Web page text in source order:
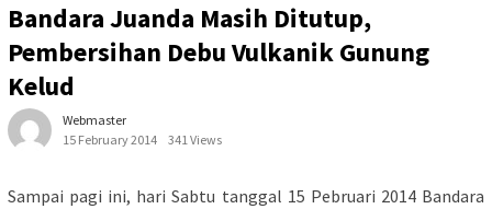
Bandara Juanda Masih Ditutup,
Pembersihan Debu Vulkanik Gunung
Kelud
Webmaster
15 February 2014
341 Views
Sampai pagi ini, hari Sabtu tanggal 15 Pebruari 2014 Bandara